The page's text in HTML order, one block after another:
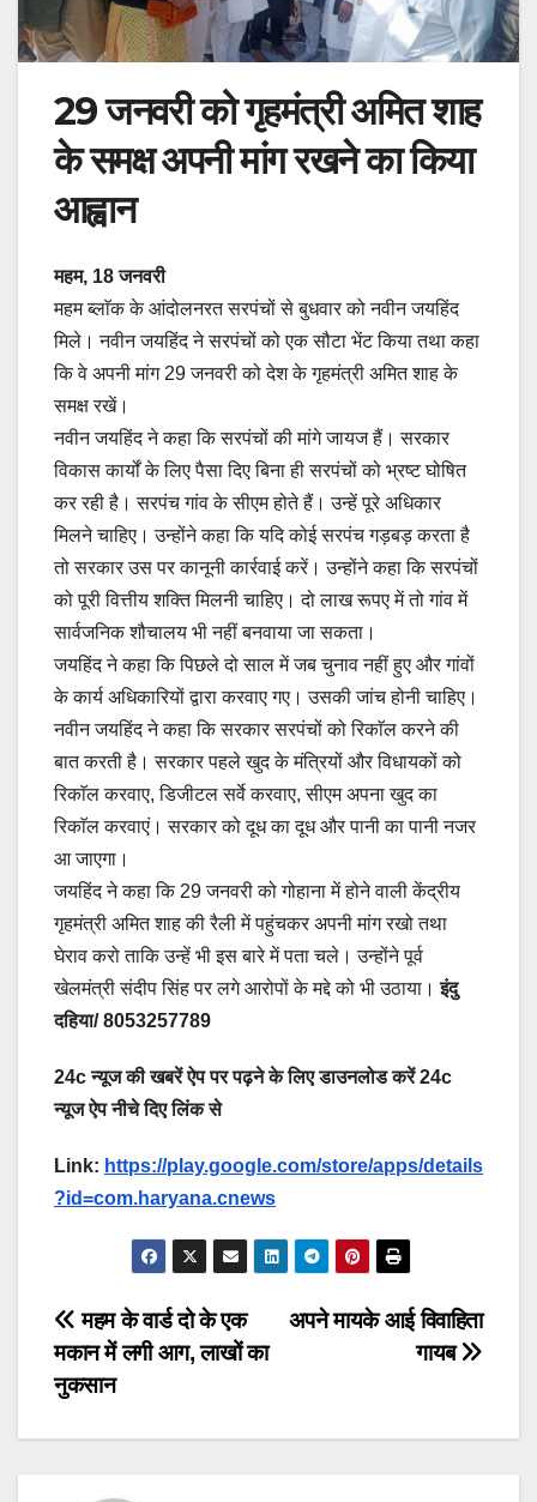
29 जनवरी को गृहमंत्री अमित शाह
के समक्ष अपनी मांग रखने का किया
आह्वान
महम, 18 जनवरी
महम ब्लाॅक के आंदोलनरत सरपंचों से बुधवार को नवीन जयहिंद
मिले। नवीन जयहिंद ने सरपंचों को एक सौटा भेंट किया तथा कहा
कि वे अपनी मांग 29 जनवरी को देश के गृहमंत्री अमित शाह के
समक्ष रखें।
नवीन जयहिंद ने कहा कि सरपंचों की मांगे जायज हैं। सरकार
विकास कार्यों के लिए पैसा दिए बिना ही सरपंचों को भ्रष्ट घोषित
कर रही है। सरपंच गांव के सीएम होते हैं। उन्हें पूरे अधिकार
मिलने चाहिए। उन्होंने कहा कि यदि कोई सरपंच गड़बड़ करता है
तो सरकार उस पर कानूनी कार्रवाई करें। उन्होंने कहा कि सरपंचों
को पूरी वित्तीय शक्ति मिलनी चाहिए। दो लाख रूपए में तो गांव में
सार्वजनिक शौचालय भी नहीं बनवाया जा सकता।
जयहिंद ने कहा कि पिछले दो साल में जब चुनाव नहीं हुए और गांवों
के कार्य अधिकारियों द्वारा करवाए गए। उसकी जांच होनी चाहिए।
नवीन जयहिंद ने कहा कि सरकार सरपंचों को रिकाॅल करने की
बात करती है। सरकार पहले खुद के मंत्रियों और विधायकों को
रिकाॅल करवाए, डिजीटल सर्वे करवाए, सीएम अपना खुद का
रिकाॅल करवाएं। सरकार को दूध का दूध और पानी का पानी नजर
आ जाएगा।
जयहिंद ने कहा कि 29 जनवरी को गोहाना में होने वाली केंद्रीय
गृहमंत्री अमित शाह की रैली में पहुंचकर अपनी मांग रखो तथा
घेराव करो ताकि उन्हें भी इस बारे में पता चले। उन्होंने पूर्व
खेलमंत्री संदीप सिंह पर लगे आरोपों के मद्दे को भी उठाया।इंदु
दहिया/ 8053257789
24c न्यूज की खबरें ऐप पर पढ़ने के लिए डाउनलोड करें 24c
न्यूज ऐप नीचे दिए लिंक से
Link: https://play.google.com/store/apps/details
?id=com.haryana.cnews
Post
navigation
अपने मायके आई विवाहिता
गायब
महम के वार्ड दो के एक
मकान में लगी आग, लाखों का
नुकसान